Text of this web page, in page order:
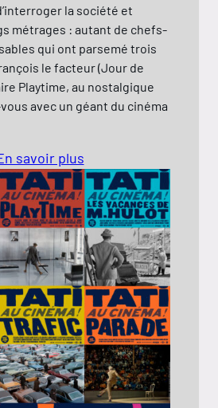
et
de chefs-
trois
(Jour de
nostalgique
du cinéma